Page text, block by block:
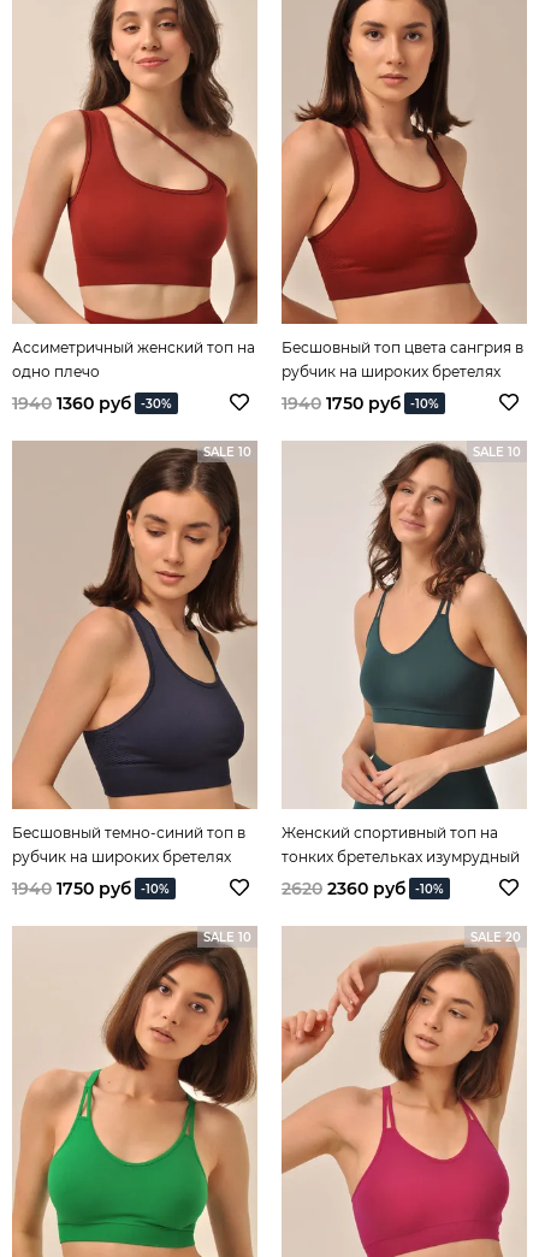
Ассиметричный женский топ на
одно плечо
1940 1360 руб -30%
Бесшовный топ цвета сангрия в
рубчик на широких бретелях
1940 1750 руб -10%
SALE 10
Бесшовный темно-синий топ в
рубчик на широких бретелях
1940 1750 руб -10%
SALE 10
Женский спортивный топ на
тонких бретельках изумрудный
2620 2360 руб -10%
SALE 10 SALE 20